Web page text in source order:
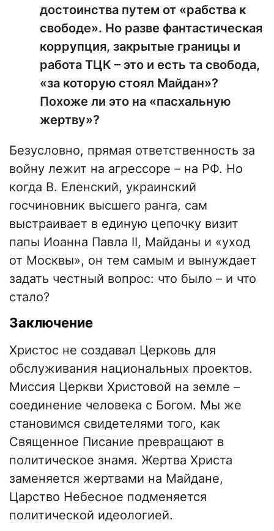
достоинства путем от «рабства к
свободе». Но разве фантастическая
коррупция, закрытые границы и
работа ТЦК – это и есть та свобода,
«за которую стоял Майдан»?
Похоже ли это на «пасхальную
жертву»?
Безусловно, прямая ответственность за
войну лежит на агрессоре – на РФ. Но
когда В. Еленский, украинский
госчиновник высшего ранга, сам
выстраивает в единую цепочку визит
папы Иоанна Павла II, Майданы и «уход
от Москвы», он тем самым и вынуждает
задать честный вопрос: что было – и что
стало?
Заключение
Христос не создавал Церковь для
обслуживания национальных проектов.
Миссия Церкви Христовой на земле –
соединение человека с Богом. Мы же
становимся свидетелями того, как
Священное Писание превращают в
политическое знамя. Жертва Христа
заменяется жертвами на Майдане,
Царство Небесное подменяется
политической идеологией.